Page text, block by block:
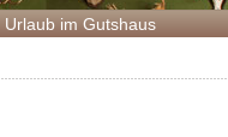
Urlaub im Gutshaus